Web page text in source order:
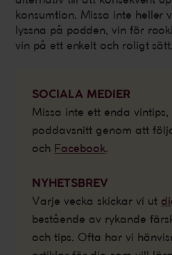
konsumtion. Missa inte heller
lyssna på podden, vin för
vin på ett enkelt och roligt sätt.
SOCIALA MEDIER
Missa inte ett enda
poddavsnitt genom att
och Facebook.
NYHETSBREV
Varje vecka skickar vi ut
bestående av rykande
och tips. Ofta har vi